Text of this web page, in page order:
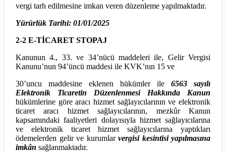
vergi tarh edilmesine imkan veren düzenleme yapılmaktadır.
Yürürlük Tarihi: 01/01/2025
2-2 E-TİCARET STOPAJ
Kanunun 4., 33. ve 34’nücü maddeleri ile, Gelir Vergisi
Kanunu’nun 94’üncü maddesi ile KVK’nın 15 ve
30’uncu maddesine eklenen hükümler ile 6563 sayılı
Elektronik Ticaretin Düzenlenmesi Hakkında Kanun
hükümlerine göre aracı hizmet sağlayıcılarının ve elektronik
ticaret aracı hizmet sağlayıcılarının, mezkûr Kanun
kapsamındaki faaliyetleri dolayısıyla hizmet sağlayıcılarına
ve elektronik ticaret hizmet sağlayıcılarına yaptıkları
ödemelerden gelir ve kurumlar vergisi kesintisi yapılmasına
imkân sağlanmaktadır.